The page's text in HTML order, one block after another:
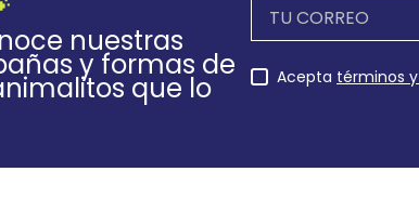
nuestras
y formas de
que lo Acepta términos